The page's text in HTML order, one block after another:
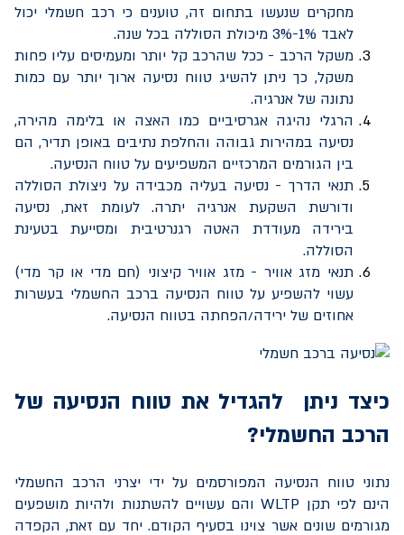
מחקרים שנעשו בתחום זה, טוענים כי רכב חשמלי יכול
לאבד 1%-3% מיכולת הסוללה בכל שנה.
משקל הרכב - ככל שהרכב קל יותר ומעמיסים עליו פחות
משקל, כך ניתן להשיג טווח נסיעה ארוך יותר עם כמות
נתונה של אנרגיה.
הרגלי נהיגה אגרסיביים כמו האצה או בלימה מהירה,
נסיעה במהירות גבוהה והחלפת נתיבים באופן תדיר, הם
בין הגורמים המרכזיים המשפיעים על טווח הנסיעה.
תנאי הדרך - נסיעה בעליה מכבידה על ניצולת הסוללה
ודורשת השקעת אנרגיה יתרה. לעומת זאת, נסיעה
בירידה מעודדת האטה רגנרטיבית ומסייעת בטעינת
הסוללה.
תנאי מזג אוויר - מזג אוויר קיצוני (חם מדי או קר מדי)
עשוי להשפיע על טווח הנסיעה ברכב החשמלי בעשרות
אחוזים של ירידה/הפחתה בטווח הנסיעה.
כיצד ניתן להגדיל את טווח הנסיעה של
הרכב החשמלי?
נתוני טווח הנסיעה המפורסמים על ידי יצרני הרכב החשמלי
הינם לפי תקן WLTPוהם עשויים להשתנות ולהיות מושפעים
מגורמים שונים אשר צוינו בסעיף הקודם. יחד עם זאת, הקפדה